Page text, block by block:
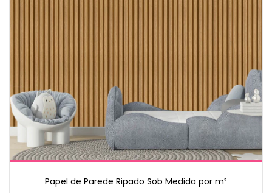
Papel de Parede Ripado Sob Medida por m²